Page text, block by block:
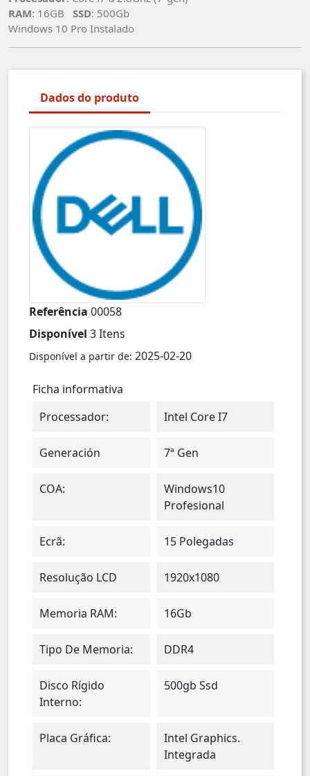
RAM: 16GB SSD: 500Gb
Windows 10 Pro Instalado
Dados do produto
Referência 00058
Disponível 3 Itens
Disponível a partir de: 2025-02-20
Ficha informativa
Processador:
Intel Core I7
Generación 7ª Gen
COA:
Windows10
Profesional
Ecrã: 15 Polegadas
Resolução LCD 1920x1080
Memoria RAM: 16Gb
Tipo De Memoria: DDR4
Disco Rígido
Interno:
500gb Ssd
Placa Gráfica:
Intel Graphics.
Integrada